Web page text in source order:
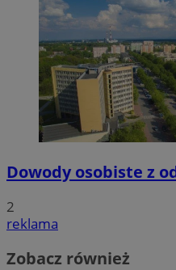
Dowody osobiste z
2
reklama
Zobacz również